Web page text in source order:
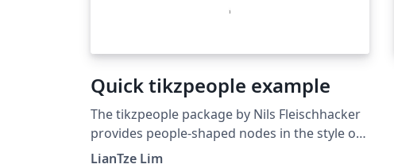
Quick tikzpeople example
The tikzpeople package by Nils Fleis­chhacker
pro­vides peo­ple-shaped nodes in the style of
Mi­crosoft Vi­sio clip art, to be used with TikZ.
LianTze Lim